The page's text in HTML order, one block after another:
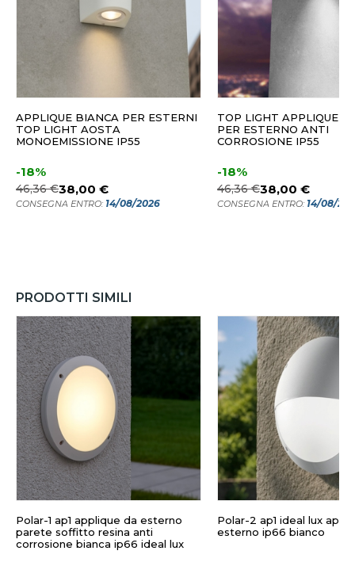
APPLIQUE BIANCA PER ESTERNI
TOP LIGHT AOSTA
MONOEMISSIONE IP55
-18%
46,36 €38,00 €
CONSEGNA ENTRO: 14/08/2026
TOP LIGHT APPLIQUE
PER ESTERNO ANTI
CORROSIONE IP55
-18%
46,36 €38,00 €
CONSEGNA ENTRO: 14/08/
PRODOTTI SIMILI
Polar-1 ap1 applique da esterno
parete soffitto resina anti
corrosione bianca ip66 ideal lux
Polar-2 ap1 ideal lux
esterno ip66 bianco